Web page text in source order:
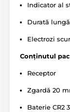
Indicator al
Durată
Electrozi
Conținutul
Receptor
Zgardă 20
Baterie CR2